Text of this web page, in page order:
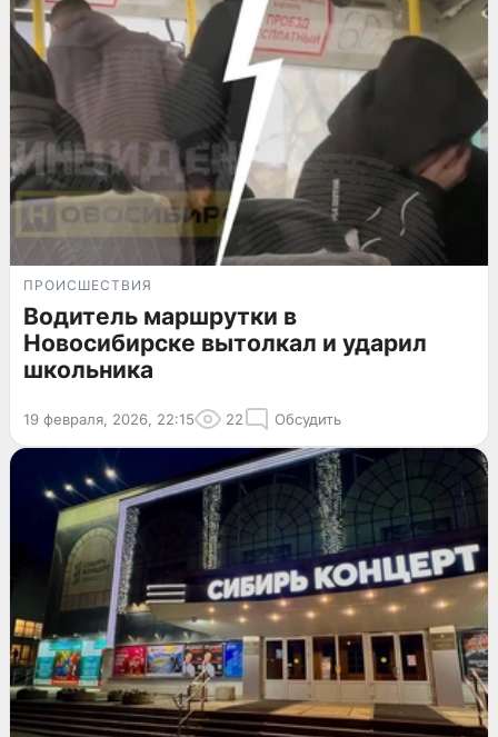
ПРОИСШЕСТВИЯ
Водитель маршрутки в
Новосибирске вытолкал и ударил
школьника
19 февраля, 2026, 22:15 22 Обсудить